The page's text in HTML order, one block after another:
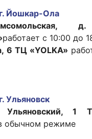
Йошкар-Ола
работает с 10:00 до
6 ТЦ «YOLKA»
Ульяновск
Ульяновский, 1
обычном режиме